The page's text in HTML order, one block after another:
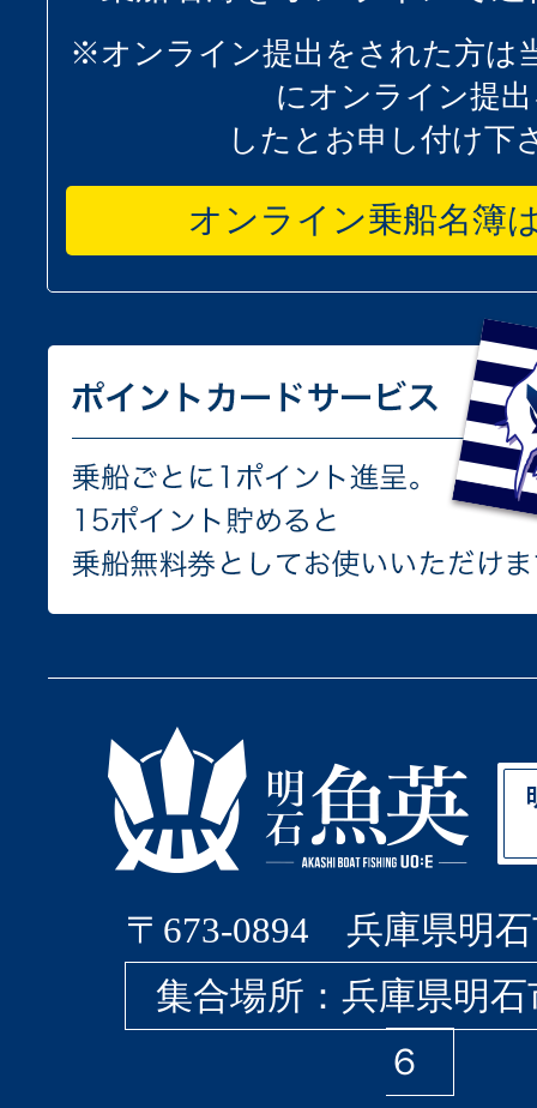
※オンライン提出をされた方は
にオンライン提
したとお申し付け下
オンライン乗船名簿
〒673-0894 兵庫県明石
集合場所：兵庫県明
６